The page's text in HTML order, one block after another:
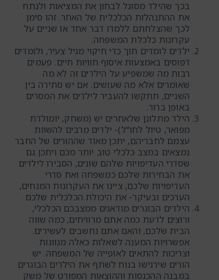
בכך שהילד מסוגל לבחון את המציאות ולנתח
את ההתנהלות הכלכלית של האחר. זהו סימן
לכך שהצלחתם ללמדו דבר אחד או שניים על
עקרונות כלכלת המשפחה.
ילדים לומדים תוך כדי חיקוי מגיל צעיר, ולומדים
דפוסים באמצעות איסוף חוויות חיים. פעמים
רבות מה שמשפיע על הילדים זה לא מה
שאומרים אלא מה שעושים. אם יש סתירה בין
השניים, תתקשו להעביר לילדים את המסרים
באופן ברור.
הילד מתלונן שלאחרים יש (משחק, יומולדת
מפואר, טיול לחו"ל)- ילדים מרבים להשוות
עצמם לחבריהם, יתכן מאוד שההורים של החבר
נמצאים במצב כלכלי טוב יותר מכם ויתכן גם
שסדרי העדיפויות שלהם שונים, הסבירו לילדים
את הבחירות שלכם כמשפחה ואת סדרי
העדיפויות שלכם, ציינו את העקרונות המנחים,
הערכים ובעיקר- את היכולת הכלכלית שלכם.
הילדים הבוגרים מודאגים ממצבכם הכלכלי,
ורוצים לדעת כמה אתם מרוויחים, כמה שווה
הבית שלכם, והאם אתם נחשבים לעשירים.
אפשרויות המענה לשאלות כאלה מגוונות
וצריכות להתאים לאופייה של המשפחה. יש
הורים שירגישו בנוח לשתף את הילדים הבוגרים
במבנה ההכנסות וההוצאות המפורט של משק